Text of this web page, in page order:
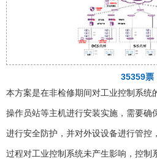
35359票
本方案是在非检修期间对工业控制系统
操作员站等主机进行安装实施，需要确
进行安全防护，并对外设设备进行管控
过程对工业控制系统未产生影响，控制